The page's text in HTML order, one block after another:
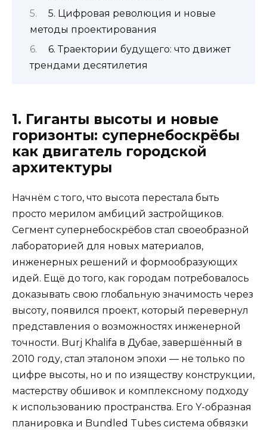
5. Цифровая революция и новые
методы проектирования
6. Траектории будущего: что движет
трендами десятилетия
1. Гиганты высоты и новые
горизонты: супернебоскрёбы
как двигатель городской
архитектуры
Начнём с того, что высота перестала быть
просто мерилом амбиций застройщиков.
Сегмент супернебоскрёбов стал своеобразной
лабораторией для новых материалов,
инженерных решений и формообразующих
идей. Ещё до того, как городам потребовалось
доказывать свою глобальную значимость через
высоту, появился проект, который перевернул
представления о возможностях инженерной
точности. Burj Khalifa в Дубае, завершённый в
2010 году, стал эталоном эпохи — не только по
цифре высоты, но и по изяществу конструкции,
мастерству обшивок и комплексному подходу
к использованию пространства. Его Y-образная
планировка и Bundled Tubes система обвязки